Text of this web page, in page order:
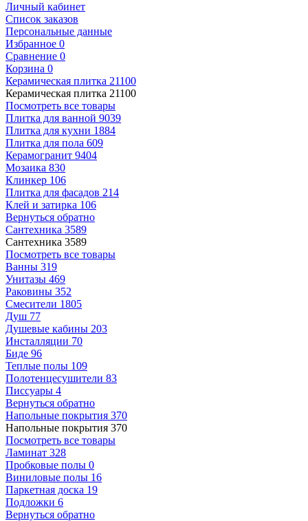
Личный кабинет
Список заказов
Персональные данные
Избранное 0
Сравнение 0
Корзина 0
Керамическая плитка 21100
Керамическая плитка 21100
Посмотреть все товары
Плитка для ванной 9039
Плитка для кухни 1884
Плитка для пола 609
Керамогранит 9404
Мозаика 830
Клинкер 106
Плитка для фасадов 214
Клей и затирка 106
Вернуться обратно
Сантехника 3589
Сантехника 3589
Посмотреть все товары
Ванны 319
Унитазы 469
Раковины 352
Смесители 1805
Душ 77
Душевые кабины 203
Инсталляции 70
Биде 96
Теплые полы 109
Полотенцесушители 83
Писсуары 4
Вернуться обратно
Напольные покрытия 370
Напольные покрытия 370
Посмотреть все товары
Ламинат 328
Пробковые полы 0
Виниловые полы 16
Паркетная доска 19
Подложки 6
Вернуться обратно